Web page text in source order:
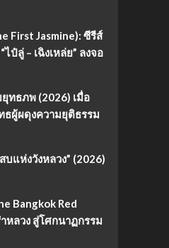
First Jasmine): ซีรีส์
ลู่ – เฉิงเหล่ย” ลงจอ
ทธภพ (2026) เมื่อ
ธผู้ผดุงความยุติธรรม
บแห่งวังหลวง” (2026)
Bangkok Red
หลวง สู่โศกนาฏกรรม